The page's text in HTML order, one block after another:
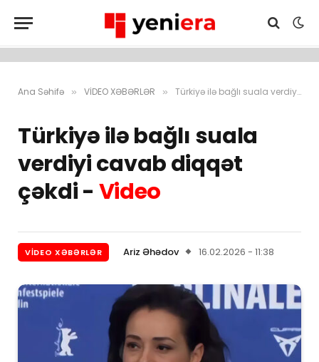
Ana Səhifə » VİDEO XƏBƏRLƏR » Türkiyə ilə bağlı suala verdiyi cavab diqqət çəkdi – Video
Türkiyə ilə bağlı suala
verdiyi cavab diqqət
çəkdi - Video
VİDEO XƏBƏRLƏR Ariz Əhədov 16.02.2026 - 11:38